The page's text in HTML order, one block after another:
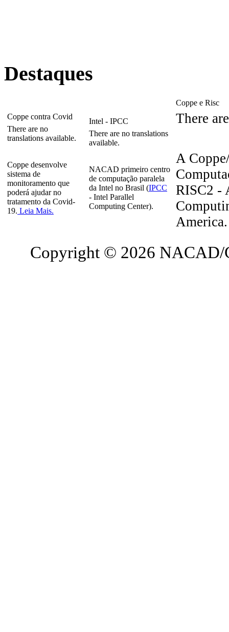
Destaques
Coppe contra Covid
There are no
translations available.
Coppe desenvolve
sistema de
monitoramento que
poderá ajudar no
tratamento da Covid-
19. Leia Mais.
Intel - IPCC
There are no translations
available.
NACAD primeiro centro
de computação paralela
da Intel no Brasil (IPCC
- Intel Parallel
Computing Center).
Coppe e Risc
There
A
RISC2 -
Copyright © 2026 NACAD/